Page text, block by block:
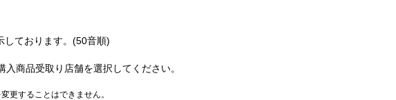
しております。(50音順)
入商品受取り店舗を選択してください。
更することはできません。